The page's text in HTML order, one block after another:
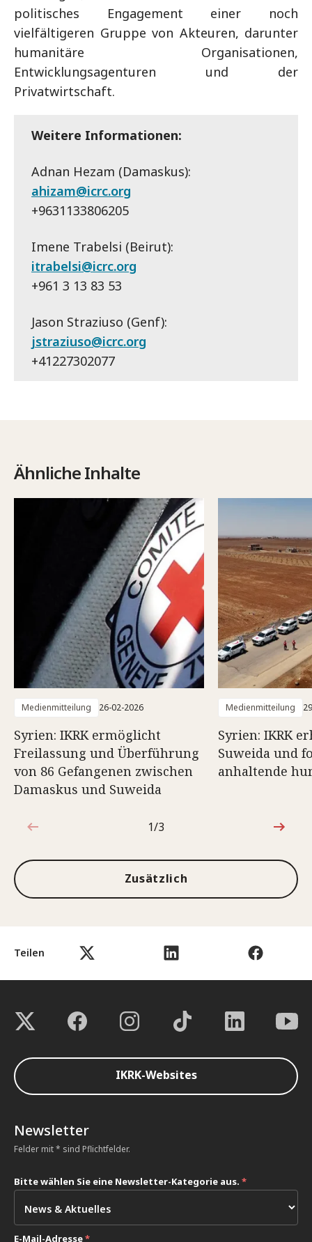
Teilen
politisches Engagement einer noch
vielfältigeren Gruppe von Akteuren, darunter
humanitäre Organisationen,
Entwicklungsagenturen und der
Privatwirtschaft.
Weitere Informationen:
Adnan Hezam (Damaskus):
ahizam@icrc.org
+9631133806205
Imene Trabelsi (Beirut):
itrabelsi@icrc.org
+961 3 13 83 53
Jason Straziuso (Genf):
jstraziuso@icrc.org
+41227302077
Ähnliche Inhalte
Medienmitteilung 26-02-2026
Syrien: IKRK ermöglicht
Freilassung und Überführung
von 86 Gefangenen zwischen
Damaskus und Suweida
Medienmitteilung
Syrien: IKRK
Suweida und
anhaltende
1von3
1/3
Zusätzlich
IKRK-Websites
Newsletter
Felder mit * sind Pflichtfelder.
Bitte wählen Sie eine Newsletter-Kategorie aus. *
E-Mail-Adresse*